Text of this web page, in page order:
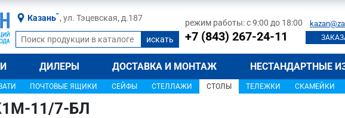
Казань , ул. Тэцевская, д.187 режим работы: с 9:00 до 18:00
+7 (843) 267-24-11
ДИЛЕРЫ ДОСТАВКА И МОНТАЖ НЕСТАНДАРТНЫЕ
ПОЧТОВЫЕ ЯЩИКИ СЕЙФЫ СТЕЛЛАЖИ СТОЛЫ ТЕЛЕЖКИ СКАМЕЙКИ
11/7-БЛ